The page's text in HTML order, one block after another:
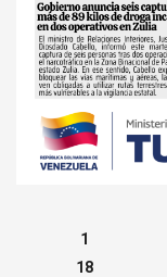
1
18